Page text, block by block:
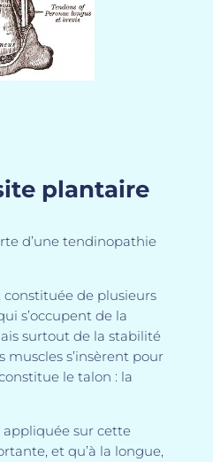
plantaire
d’une tendinopathie
de plusieurs
s’occupent de la
surtout de la stabilité
muscles s’insèrent pour
le talon : la
appliquée sur cette
et qu’à la longue,